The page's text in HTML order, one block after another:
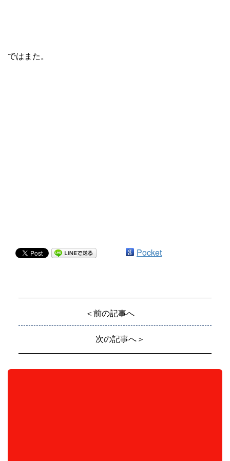
ではまた。
Pocket
＜前の記事へ
次の記事へ＞